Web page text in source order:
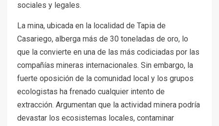
sociales y legales.
La mina, ubicada en la localidad de Tapia de
Casariego, alberga más de 30 toneladas de oro, lo
que la convierte en una de las más codiciadas por las
compañías mineras internacionales. Sin embargo, la
fuerte oposición de la comunidad local y los grupos
ecologistas ha frenado cualquier intento de
extracción. Argumentan que la actividad minera podría
devastar los ecosistemas locales, contaminar